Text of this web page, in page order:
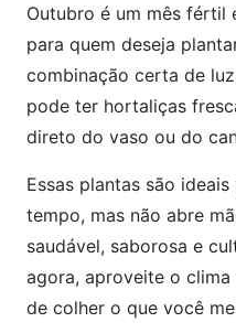
Outubro é um mês fértil
para quem deseja
combinação certa de
pode ter hortaliças
direto do vaso ou do
Essas plantas são
tempo, mas não abre
saudável, saborosa e
agora, aproveite o
de colher o que você